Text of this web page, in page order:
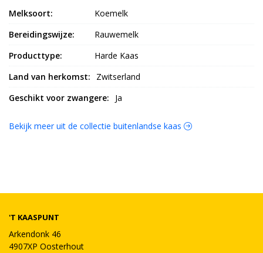
Melksoort:
Koemelk
Bereidingswijze:
Rauwemelk
Producttype:
Harde Kaas
Land van herkomst:
Zwitserland
Geschikt voor zwangere:
Ja
Bekijk meer uit de collectie buitenlandse kaas
'T KAASPUNT
Arkendonk 46
4907XP Oosterhout